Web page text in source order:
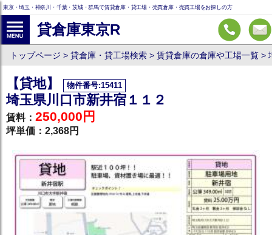
東京・埼玉・神奈川・千葉・茨城・群馬で賃貸倉庫・貸工場・売買倉庫・売買工場をお探しの方
貸倉庫東京R
トップページ 貸倉庫・貸工場検索 賃貸倉庫の倉庫や工場一覧
【貸地】 物件番号:15411
埼玉県川口市新井宿１１２
賃料： 250,000円
坪単価：2,368円